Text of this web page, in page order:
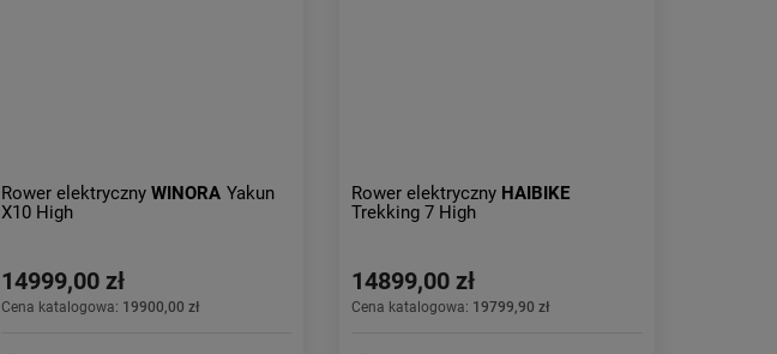
Rower elektryczny WINORA Yakun
X10 High
14999,00 zł
Cena katalogowa: 19900,00 zł
Rower elektryczny HAIBIKE
Trekking 7 High
14899,00 zł
Cena katalogowa: 19799,90 zł